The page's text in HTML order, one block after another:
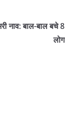
नाव: बाल-बाल बचे 8
लोग